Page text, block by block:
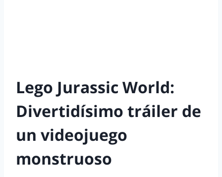
Lego Jurassic World:
Divertidísimo tráiler de
un videojuego
monstruoso